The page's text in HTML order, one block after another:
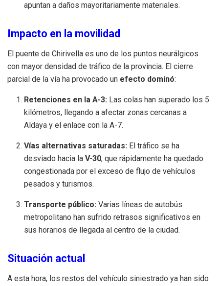
apuntan a daños mayoritariamente materiales.
Impacto en la movilidad
El puente de Chirivella es uno de los puntos neurálgicos
con mayor densidad de tráfico de la provincia. El cierre
parcial de la vía ha provocado un efecto dominó:
Retenciones en la A-3: Las colas han superado los 5
kilómetros, llegando a afectar zonas cercanas a
Aldaya y el enlace con la A-7.
Vías alternativas saturadas: El tráfico se ha
desviado hacia laV-30, que rápidamente ha quedado
congestionada por el exceso de flujo de vehículos
pesados y turismos.
Transporte público: Varias líneas de autobús
metropolitano han sufrido retrasos significativos en
sus horarios de llegada al centro de la ciudad.
Situación actual
A esta hora, los restos del vehículo siniestrado ya han sido